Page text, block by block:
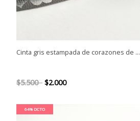
Cinta gris estampada de corazones de ...
$5.500 $2.000
64% DCTO